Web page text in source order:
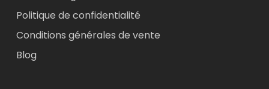
Politique de confidentialité
Conditions générales de vente
Blog